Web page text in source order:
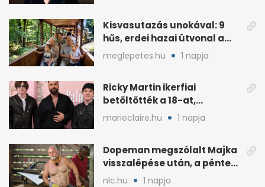
Kisvasutazás unokával: 9
hűs, erdei hazai útvonal a
kánikulára
meglepetes.hu 1 napja
Ricky Martin ikerfiai
betöltötték a 18-at,
megható üzenet jött tőle
marieclaire.hu 1 napja
Dopeman megszólalt Majka
visszalépése után, a pénteki
koncert marad
nlc.hu 1 napja